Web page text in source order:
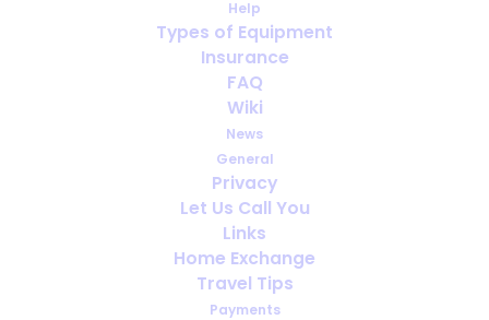
Help
Types of Equipment
Insurance
FAQ
Wiki
News
General
Privacy
Let Us Call You
Links
Home Exchange
Travel Tips
Payments
Mientras esté en casa,
controle su bienestar
NOVEMBER 30, 2020 | INSALUD